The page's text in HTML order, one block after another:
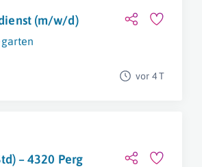
(m/w/d)
vor 4 T
– 4320 Perg